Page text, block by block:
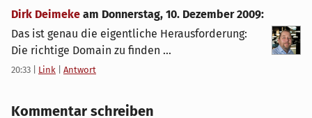
Dirk Deimeke am Donnerstag, 10. Dezember 2009:
Das ist genau die eigentliche Herausforderung:
Die richtige Domain zu finden ...
20:33 Link Antwort
Kommentar schreiben